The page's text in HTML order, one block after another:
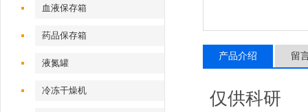
血液保存箱
药品保存箱
液氮罐
冷冻干燥机
产品介绍 留
仅供科研